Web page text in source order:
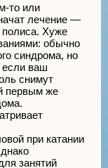
то или
лечение —
полиса. Хуже
обычно
синдрома, но
если ваш
снимут
первым же
при катании
занятий